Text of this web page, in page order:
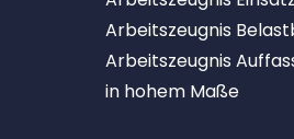
Arbeitszeugnis
Arbeitszeugnis
in hohem Maße